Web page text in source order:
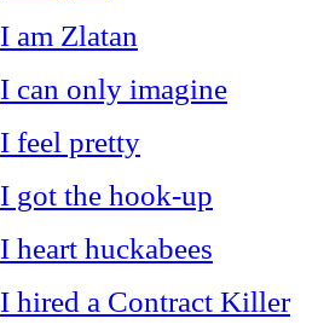
I am Zlatan
I can only imagine
I feel pretty
I got the hook-up
I heart huckabees
I hired a Contract Killer